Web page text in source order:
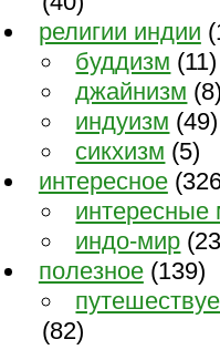
религии индии
буддизм (11)
джайнизм (8)
индуизм (49)
сикхизм (5)
интересное
интересные
индо-мир
полезное(139)
(82)